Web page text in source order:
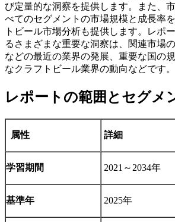
び定量的な洞察を提供します。また、
べてのセグメントの市場規模と成長率
トビール市場分析も提供します。レポ
るさまざまな重要な洞察は、関連市場
などの最近の業界の発展、重要な国の
なクラフトビール業界の動向などです。
レポートの範囲とセグメ
属性 詳細
学習期間 2021～2034年
基準年 2025年